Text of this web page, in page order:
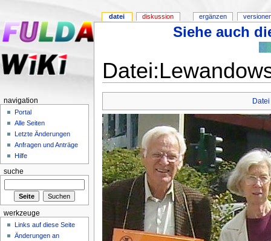
Siehe auch
Datei
datei diskussion ergänzen
navigation
Portal
Alle Seiten
Letzte Änderungen
Anfragen und Anträge
Hilfe
suche
werkzeuge
Links auf diese Seite
Änderungen an